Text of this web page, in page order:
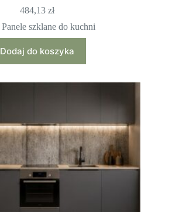
484,13 zł
Panele szklane do kuchni
Dodaj do koszyka